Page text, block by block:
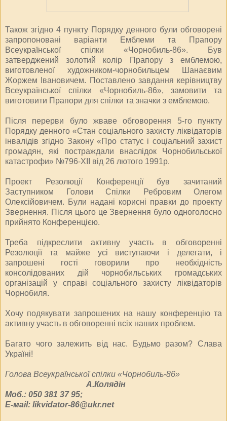
Також згідно 4 пункту Порядку денного були обговорені
запропоновані варіанти Емблеми та Прапору
Всеукраїнської спілки «Чорнобиль-86». Був
затверджений золотий колір Прапору з емблемою,
виготовленої художником-чорнобильцем Шанаєвим
Жоржем Івановичем. Поставлено завдання керівництву
Всеукраїнської спілки «Чорнобиль-86», замовити та
виготовити Прапори для спілки та значки з емблемою.
Після перерви було жваве обговорення 5-го пункту
Порядку денного «Стан соціального захисту ліквідаторів
інвалідів згідно Закону «Про статус і соціальний захист
громадян, які постраждали внаслідок Чорнобильської
катастрофи» №796-XII від 26 лютого 1991р.
Проект Резолюції Конференції був зачитаний
Заступником Голови Спілки Ребровим Олегом
Олексійовичем. Були надані корисні правки до проекту
Звернення. Після цього це Звернення було одноголосно
прийнято Конференцією.
Треба підкреслити активну участь в обговоренні
Резолюції та майже усі виступаючи і делегати, і
запрошені гості говорили про необхідність
консолідованих дій чорнобильських громадських
організацій у справі соціального захисту ліквідаторів
Чорнобиля.
Хочу подякувати запрошених на нашу конференцію та
активну участь в обговоренні всіх наших проблем.
Багато чого залежить від нас. Будьмо разом? Слава
Україні!
Голова Всеукраїнської спілки «Чорнобиль-86»
А.Колядін
Моб.: 050 381 37 95;
E-мail: likvidator-86@ukr.net